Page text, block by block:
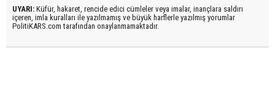
UYARI: Küfür, hakaret, rencide edici cümleler veya imalar, inançlara saldırı
içeren, imla kuralları ile yazılmamış ve büyük harflerle yazılmış yorumlar
PolitiKARS.com tarafından onaylanmamaktadır.